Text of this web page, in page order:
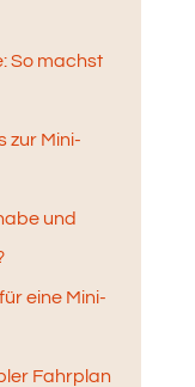
So machst
zur Mini-
und
eine Mini-
Fahrplan